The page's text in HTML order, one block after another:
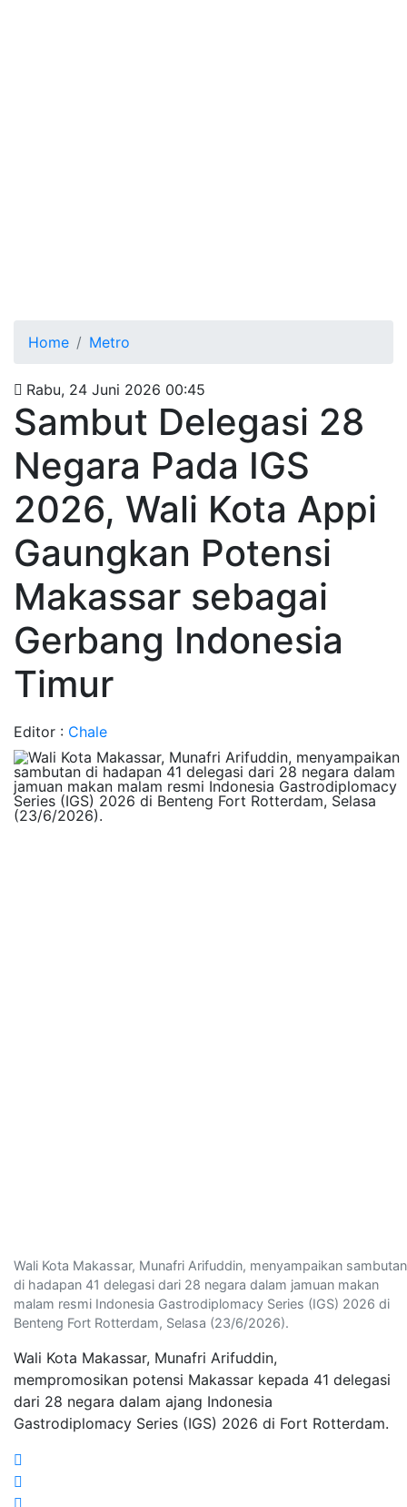
Home Metro
Rabu, 24 Juni 2026 00:45
Sambut Delegasi 28
Negara Pada IGS
2026, Wali Kota Appi
Gaungkan Potensi
Makassar sebagai
Gerbang Indonesia
Timur
Editor : Chale
Wali Kota Makassar, Munafri Arifuddin, menyampaikan sambutan
di hadapan 41 delegasi dari 28 negara dalam jamuan makan
malam resmi Indonesia Gastrodiplomacy Series (IGS) 2026 di
Benteng Fort Rotterdam, Selasa (23/6/2026).
Wali Kota Makassar, Munafri Arifuddin,
mempromosikan potensi Makassar kepada 41 delegasi
dari 28 negara dalam ajang Indonesia
Gastrodiplomacy Series (IGS) 2026 di Fort Rotterdam.